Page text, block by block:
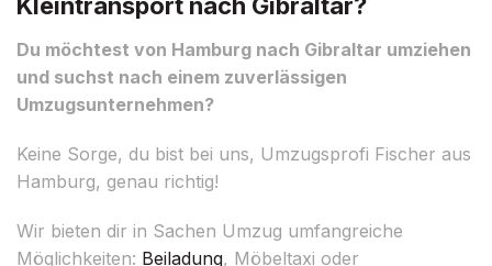
Du möchtest von Hamburg nach Gibraltar umziehen
und suchst nach einem zuverlässigen
Umzugsunternehmen?
Keine Sorge, du bist bei uns, Umzugsprofi Fischer aus
Hamburg, genau richtig!
Wir bieten dir in Sachen Umzug umfangreiche
Möglichkeiten: Beiladung, Möbeltaxi oder